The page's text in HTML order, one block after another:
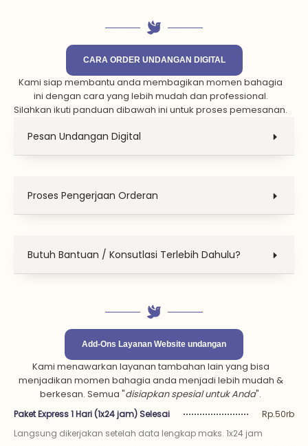
CARA ORDER UNDANGAN DIGITAL
Kami siap membantu anda membagikan momen bahagia
ini dengan cara yang lebih mudah dan professional.
Silahkan ikuti panduan dibawah ini untuk proses pemesanan.
Pesan Undangan Digital
Proses Pengerjaan Orderan
Butuh Bantuan / Konsutlasi Terlebih Dahulu?
Add-Ons Layanan Website undangan
Kami menawarkan layanan tambahan lain yang bisa
menjadikan momen bahagia anda menjadi lebih mudah &
berkesan. Semua "disiapkan spesial untuk Anda".
Paket Express 1 Hari (1x24 jam) Selesai
Rp.50rb
Langsung dikerjakan setelah data lengkap maks. 1x24 jam